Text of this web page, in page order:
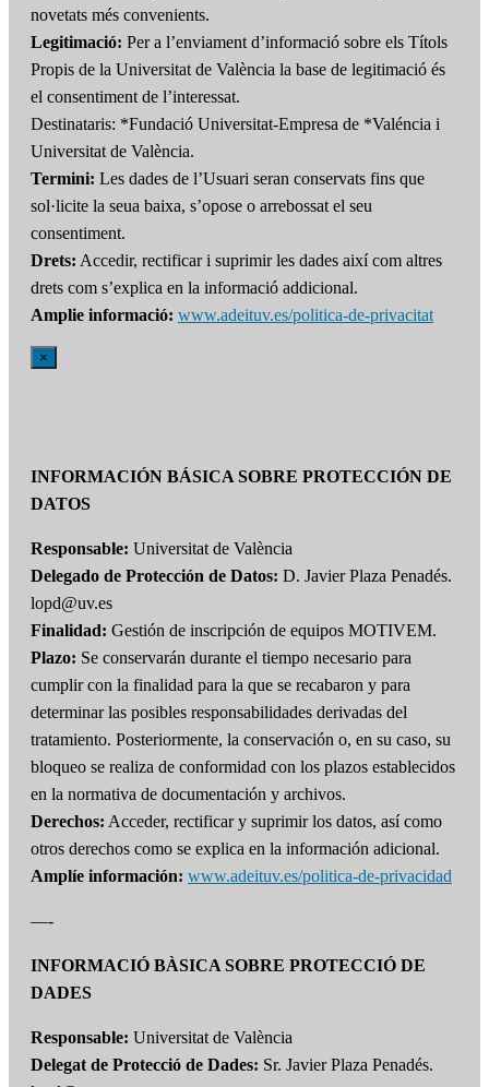
novetats més convenients.
Legitimació: Per a l’enviament d’informació sobre els Títols
Propis de la Universitat de València la base de legitimació és
el consentiment de l’interessat.
Destinataris: *Fundació Universitat-Empresa de *Valéncia i
Universitat de València.
Termini: Les dades de l’Usuari seran conservats fins que
sol·licite la seua baixa, s’opose o arrebossat el seu
consentiment.
Drets: Accedir, rectificar i suprimir les dades així com altres
drets com s’explica en la informació addicional.
Amplie informació: www.adeituv.es/politica-de-privacitat
×
INFORMACIÓN BÁSICA SOBRE PROTECCIÓN DE
DATOS
Responsable: Universitat de València
Delegado de Protección de Datos: D. Javier Plaza Penadés.
lopd@uv.es
Finalidad: Gestión de inscripción de equipos MOTIVEM.
Plazo: Se conservarán durante el tiempo necesario para
cumplir con la finalidad para la que se recabaron y para
determinar las posibles responsabilidades derivadas del
tratamiento. Posteriormente, la conservación o, en su caso, su
bloqueo se realiza de conformidad con los plazos establecidos
en la normativa de documentación y archivos.
Derechos: Acceder, rectificar y suprimir los datos, así como
otros derechos como se explica en la información adicional.
Amplíe información: www.adeituv.es/politica-de-privacidad
—-
INFORMACIÓ BÀSICA SOBRE PROTECCIÓ DE
DADES
Responsable: Universitat de València
Delegat de Protecció de Dades: Sr. Javier Plaza Penadés.